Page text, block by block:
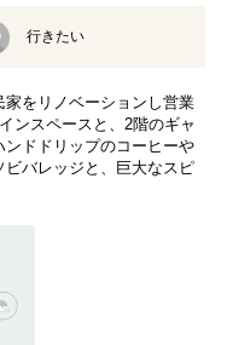
行きたい
をリノベーションし営業
ンスペースと、2階のギャ
ドドリップのコーヒーや
バレッジと、巨大なスピ